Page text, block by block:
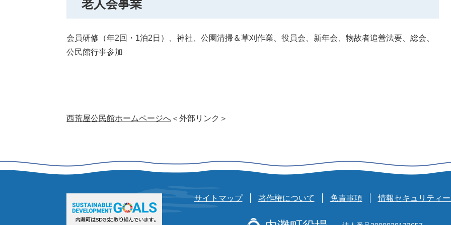
老人会事業
会員研修（年2回・1泊2日）、神社、公園清掃＆草刈作業、役員会、新年会、物故者追善法要、総会、
公民館行事参加
西荒屋公民館ホームページへ ＜外部リンク＞
サイトマップ 著作権について 免責事項 情報セキュリティ